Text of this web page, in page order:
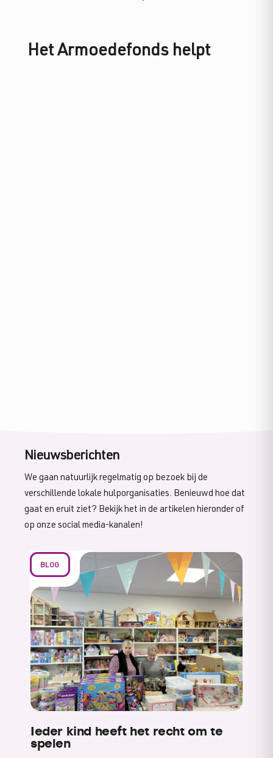
Het Armoedefonds helpt
Nieuwsberichten
We gaan natuurlijk regelmatig op bezoek bij de
verschillende lokale hulporganisaties. Benieuwd hoe dat
gaat en eruit ziet? Bekijk het in de artikelen hieronder of
op onze social media-kanalen!
Ieder kind heeft het recht om te
spelen
BLOG